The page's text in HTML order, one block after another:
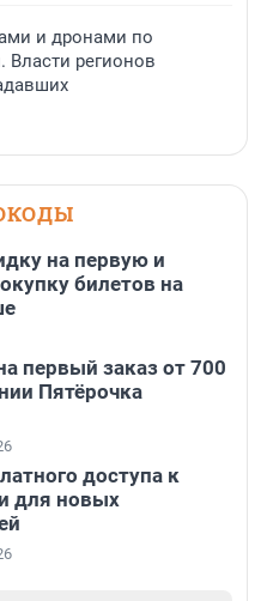
и дронами по
Власти регионов
на первую и
билетов на
первый заказ от 700
Пятёрочка
доступа к
для новых